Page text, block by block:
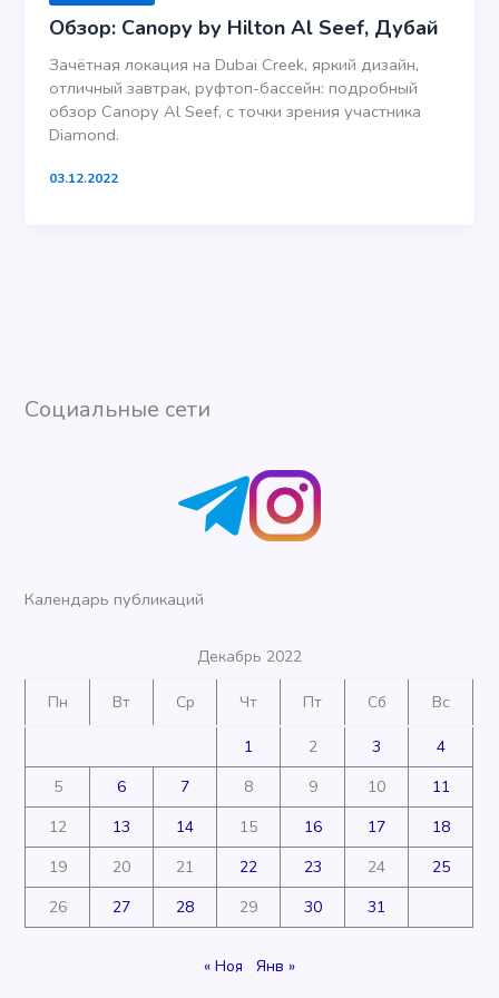
Обзор: Canopy by Hilton Al Seef, Дубай
Зачётная локация на Dubai Creek, яркий дизайн,
отличный завтрак, руфтоп-бассейн: подробный
обзор Canopy Al Seef, с точки зрения участника
Diamond.
03.12.2022
Социальные сети
Календарь публикаций
Декабрь 2022
Пн Вт Ср Чт Пт Сб Вс
1 2 3
4
5
6 7 8 9 10
11
12
13 14 15 16 17
18
19
20 21 22 23 24
25
26
27 28 29 30 31
« Ноя Янв »